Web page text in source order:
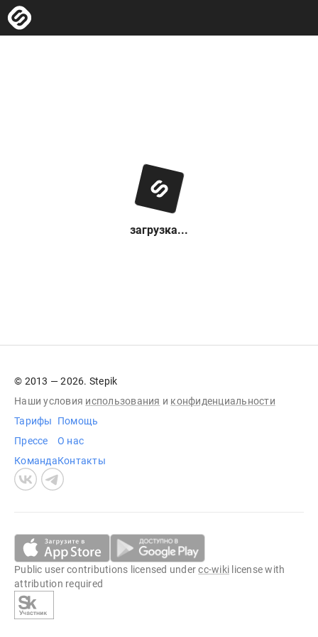
загрузка...
© 2013 — 2026. Stepik
Наши условия использования и конфиденциальности
Тарифы
Прессе
Команда
Помощь
О нас
Контакты
Public user contributions licensed undercc-wiki license with
attribution required